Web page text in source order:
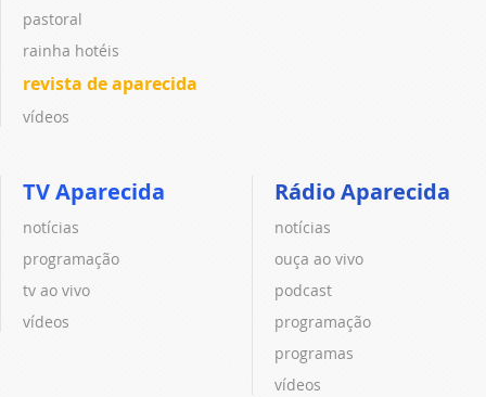
pastoral
rainha hotéis
revista de aparecida
vídeos
TV Aparecida
notícias
programação
tv ao vivo
vídeos
Rádio Aparecida
notícias
ouça ao vivo
podcast
programação
programas
vídeos